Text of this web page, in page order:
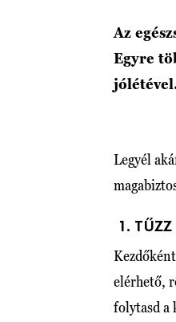
Az
Egyre
Legyél
1. TŰZZ
elérhető,
folytasd a